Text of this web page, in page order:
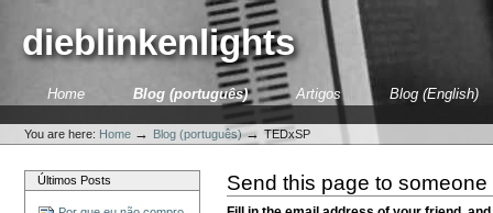
content.dieblinkenlights
SectionsHome Blog (português) Artigos Blog (English)
tools
You are here: Home → Blog (português) →TEDxSP
Últimos Posts Send this page to someone